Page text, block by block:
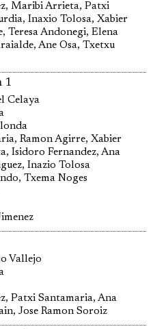
Maribi Arrieta, Patxi
Inaxio Tolosa, Xabier
Teresa Andonegi, Elena
Ane Osa, Txetxu
1
Celaya
Ramon Agirre, Xabier
Isidoro Fernandez, Ana
Inazio Tolosa
Txema Noges
Vallejo
Patxi Santamaria, Ana
Jose Ramon Soroiz